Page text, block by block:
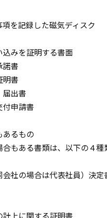
を記録した磁気ディスク
みを証明する書面
書
書
出書
申請書
るもの
もある書類は、以下の４種
社の場合は代表社員）決定
上に関する証明書